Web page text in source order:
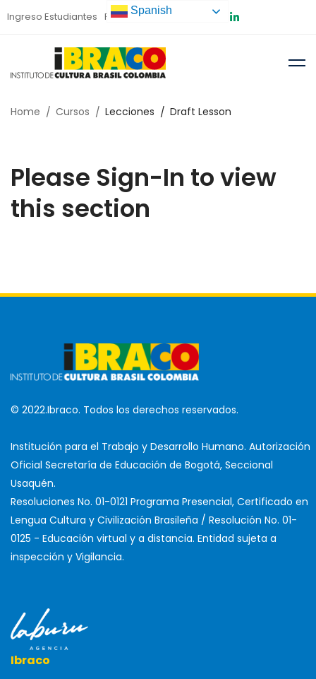
Ingreso Estudiantes Preinscripción
Home Cursos Lecciones Draft Lesson
Please Sign-In to view
this section
© 2022.Ibraco. Todos los derechos reservados.
Institución para el Trabajo y Desarrollo Humano. Autorización
Oficial Secretaría de Educación de Bogotá, Seccional
Usaquén.
Resoluciones No. 01-0121 Programa Presencial, Certificado en
Lengua Cultura y Civilización Brasileña / Resolución No. 01-
0125 - Educación virtual y a distancia. Entidad sujeta a
inspección y Vigilancia.
Ibraco
Spanish